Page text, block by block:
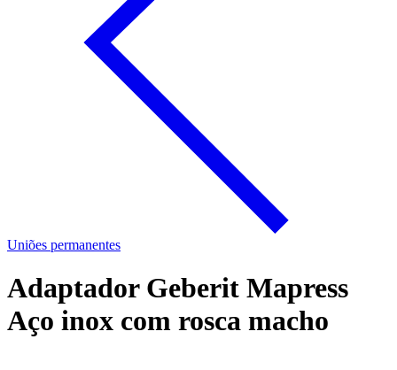
Uniões permanentes
Adaptador Geberit Mapress
Aço inox com rosca macho